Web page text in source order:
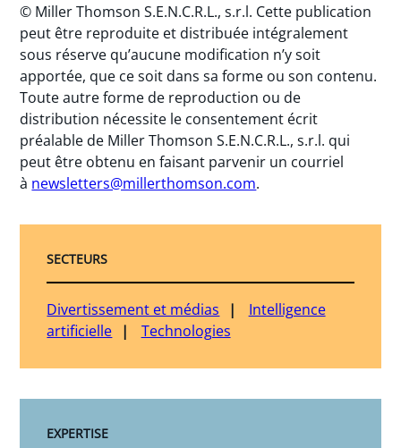
© Miller Thomson S.E.N.C.R.L., s.r.l. Cette publication
peut être reproduite et distribuée intégralement
sous réserve qu’aucune modification n’y soit
apportée, que ce soit dans sa forme ou son contenu.
Toute autre forme de reproduction ou de
distribution nécessite le consentement écrit
préalable de Miller Thomson S.E.N.C.R.L., s.r.l. qui
peut être obtenu en faisant parvenir un courriel
à newsletters@millerthomson.com.
SECTEURS
Divertissement et médias
Intelligence
artificielle
Technologies
EXPERTISE